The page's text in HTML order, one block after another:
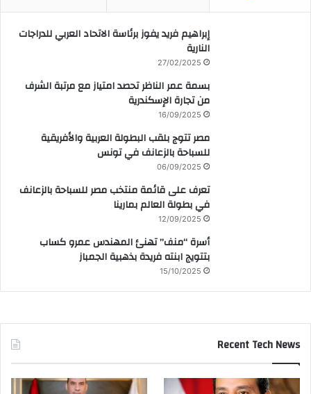
إبراهيم فريد يفوز برئاسة الاتحاد العربي للدراجات
النارية
27/02/2025
بسمة عمر الناظر تحصد امتياز مع مرتبة الشرف
من تجارة الإسكندرية
16/09/2025
مصر تتوج بلقب البطولة العربية والأفريقية
للسباحة بالزعانف في تونس
06/09/2025
تعرف على قائمة منتخب مصر للسباحة بالزعانف
في بطولة العالم بمارينا
12/09/2025
أسرة “منف” تهنئ المهندس عمرو كساب
بتتويج ابنته فريدة بذهبية الجمباز
15/10/2025
Recent Tech News